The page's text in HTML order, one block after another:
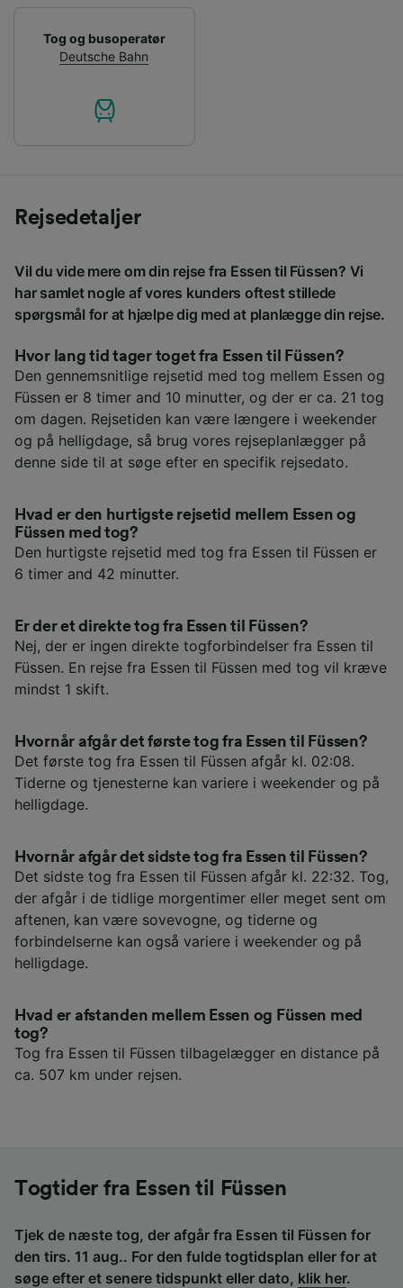
Tog og busoperatør
Deutsche Bahn
Rejsedetaljer
Vil du vide mere om din rejse fra Essen til Füssen? Vi
har samlet nogle af vores kunders oftest stillede
spørgsmål for at hjælpe dig med at planlægge din rejse.
Hvor lang tid tager toget fra Essen til Füssen?
Den gennemsnitlige rejsetid med tog mellem Essen og
Füssen er 8 timer and 10 minutter, og der er ca. 21 tog
om dagen. Rejsetiden kan være længere i weekender
og på helligdage, så brug vores rejseplanlægger på
denne side til at søge efter en specifik rejsedato.
Hvad er den hurtigste rejsetid mellem Essen og
Füssen med tog?
Den hurtigste rejsetid med tog fra Essen til Füssen er
6 timer and 42 minutter.
Er der et direkte tog fra Essen til Füssen?
Nej, der er ingen direkte togforbindelser fra Essen til
Füssen. En rejse fra Essen til Füssen med tog vil kræve
mindst 1 skift.
Hvornår afgår det første tog fra Essen til Füssen?
Det første tog fra Essen til Füssen afgår kl. 02:08.
Tiderne og tjenesterne kan variere i weekender og på
helligdage.
Hvornår afgår det sidste tog fra Essen til Füssen?
Det sidste tog fra Essen til Füssen afgår kl. 22:32. Tog,
der afgår i de tidlige morgentimer eller meget sent om
aftenen, kan være sovevogne, og tiderne og
forbindelserne kan også variere i weekender og på
helligdage.
Hvad er afstanden mellem Essen og Füssen med
tog?
Tog fra Essen til Füssen tilbagelægger en distance på
ca. 507 km under rejsen.
Togtider fra Essen til Füssen
Tjek de næste tog, der afgår fra Essen til Füssen for
den tirs. 11 aug.. For den fulde togtidsplan eller for at
søge efter et senere tidspunkt eller dato, klik her.